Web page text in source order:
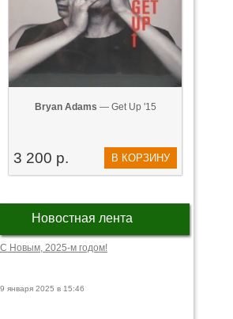
Bryan Adams — Get Up '15
3 200 р. В КОРЗИНУ
Новостная лента
С Новым, 2025-м годом!
9 января 2025 в 15:46